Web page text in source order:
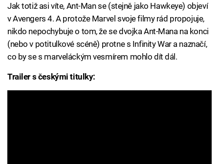
Jak totiž asi víte, Ant-Man se (stejně jako Hawkeye) objeví
v Avengers 4. A protože Marvel svoje filmy rád propojuje,
nikdo nepochybuje o tom, že se dvojka Ant-Mana na konci
(nebo v potitulkové scéně) protne s Infinity War a naznačí,
co by se s marveláckým vesmírem mohlo dít dál.
Trailer s českými titulky: